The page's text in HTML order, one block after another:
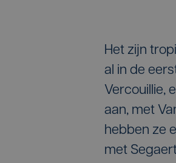
Het zijn
al in de
Vercouillie,
aan, met
hebben ze
met